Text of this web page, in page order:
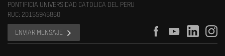
PONTIFICIA UNIVERSIDAD CATOLICA DEL PERU
RUC: 20155945860
ENVIAR MENSAJE